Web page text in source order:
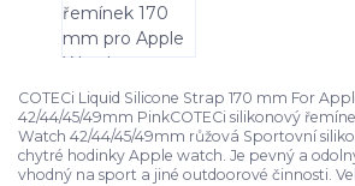
COTECi Liquid Silicone Strap 170 mm For
42/44/45/49mm PinkCOTECi silikonový
Watch 42/44/45/49mm růžová Sportovní
chytré hodinky Apple watch. Je pevný a
vhodný na sport a jiné outdoorové činnosti.